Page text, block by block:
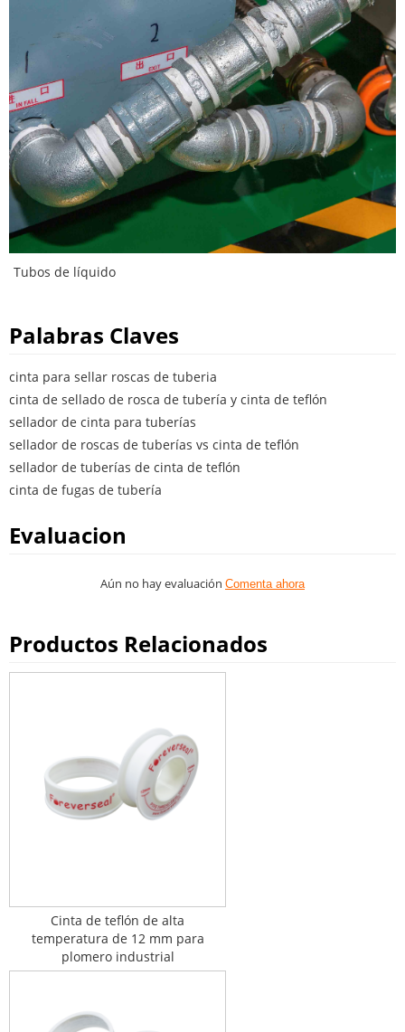
Tubos de líquido
Palabras Claves
cinta para sellar roscas de tuberia
cinta de sellado de rosca de tubería y cinta de teflón
sellador de cinta para tuberías
sellador de roscas de tuberías vs cinta de teflón
sellador de tuberías de cinta de teflón
cinta de fugas de tubería
Evaluacion
Aún no hay evaluación Comenta ahora
Productos Relacionados
Cinta de teflón de alta
temperatura de 12 mm para
plomero industrial